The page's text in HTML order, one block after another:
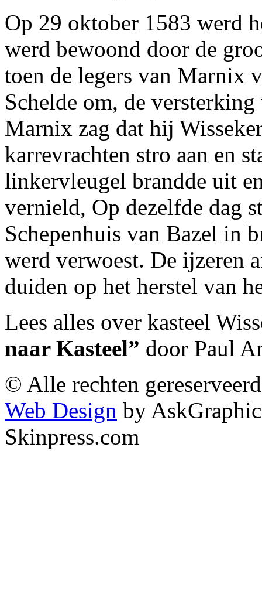
Op 29 oktober 1583 werd
werd bewoond door de
toen de legers van Marnix
Schelde om, de
Marnix zag dat hij
karrevrachten stro aan en
linkervleugel brandde uit
vernield, Op dezelfde dag
Schepenhuis van Bazel in
werd verwoest. De ijzeren
duiden op het herstel van
Lees alles over kasteel
naar Kasteel” door Paul
© Alle rechten
Web Design by
Skinpress.com